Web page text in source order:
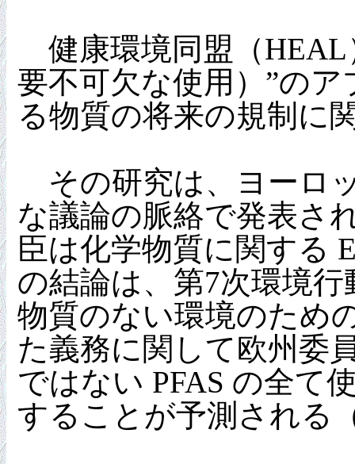
健康環境同盟（HEAL
要不可欠な使用）”の
る物質の将来の規制に
その研究は、ヨーロ
な議論の脈絡で発表さ
臣は化学物質に関する
の結論は、第7次環境
物質のない環境のため
た義務に関して欧州委
ではない PFAS の全て
することが予測される